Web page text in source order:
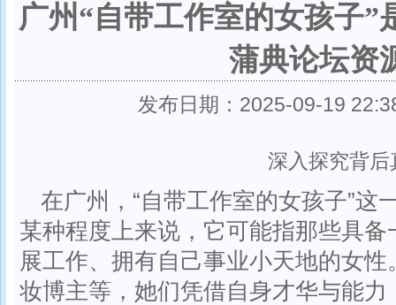
广州“自带工作室的女孩子”
蒲典论坛资
发布日期：2025-09-19
深入探究背后
在广州，“自带工作室的女孩子”这
某种程度上来说，它可能指那些具
展工作、拥有自己事业小天地的女
妆博主等，她们凭借自身才华与能